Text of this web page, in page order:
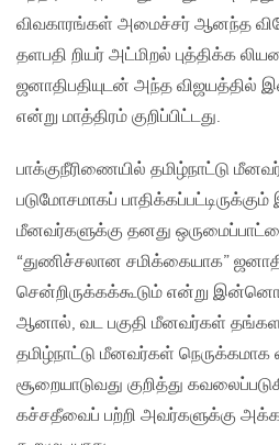
விவகாரங்கள் அமைச்சர் ஆனந்த
தளபதி றியர் அட்மிறல் புத்திக்க
ஜனாதிபதியுடன் அந்த
என்று மாத்திரம் குறிப்பிட்டது.
பாக்குநீரிணையில் தமிழ்நாட்டு
படுமோசமாகப்
மீனவர்களுக்கு தனது
“துணிச்சலான சமிக்கையாக”
சென்றிருக்கக்கூடும் என்று
ஆனால், வட பகுதி மீனவர்கள்
தமிழ்நாட்டு மீனவர்கள்
சூறையாடுவது குறித்து
கச்சதீவைப் பற்றி அவர்களுக்கு